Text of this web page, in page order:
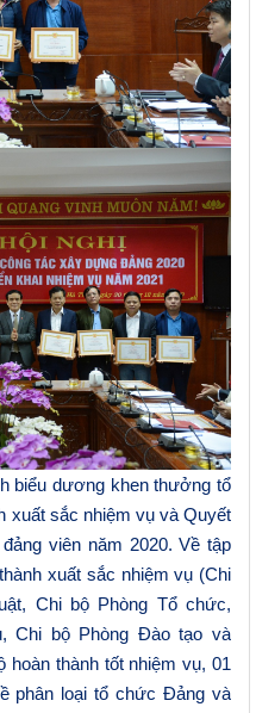
biểu dương khen thưởng tổ
xuất sắc nhiệm vụ và Quyết
viên năm 2020. Về tập
xuất sắc nhiệm vụ (Chi
Chi bộ Phòng Tổ chức,
Chi bộ Phòng Đào tạo và
hoàn thành tốt nhiệm vụ, 01
phân loại tổ chức Đảng và